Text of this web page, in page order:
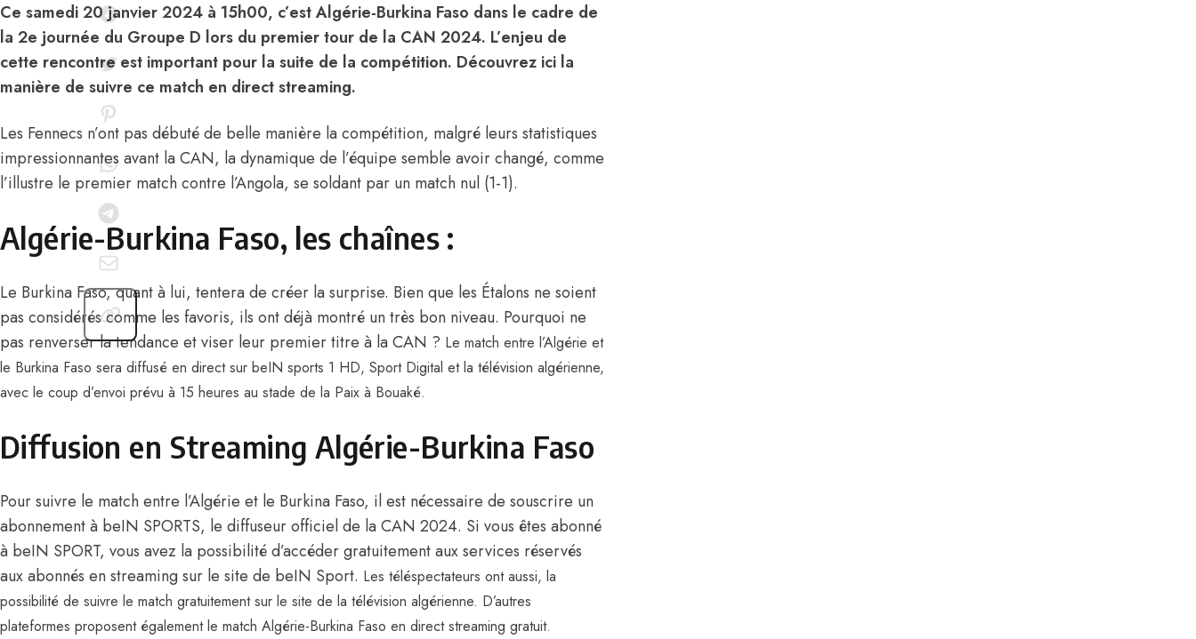
Ce samedi 20 janvier 2024 à 15h00, c’est Algérie-Burkina Faso dans le cadre de
la 2e journée du Groupe D lors du premier tour de la CAN 2024. L’enjeu de
cette rencontre est important pour la suite de la compétition. Découvrez ici la
manière de suivre ce match en direct streaming.
Les Fennecs n’ont pas débuté de belle manière la compétition, malgré leurs statistiques
impressionnantes avant la CAN, la dynamique de l’équipe semble avoir changé, comme
l’illustre le premier match contre l’Angola, se soldant par un match nul (1-1).
Algérie-Burkina Faso, les chaînes :
Le Burkina Faso, quant à lui, tentera de créer la surprise. Bien que les Étalons ne soient
pas considérés comme les favoris, ils ont déjà montré un très bon niveau. Pourquoi ne
pas renverser la tendance et viser leur premier titre à la CAN ? Le match entre l’Algérie et
le Burkina Faso sera diffusé en direct sur beIN sports 1 HD, Sport Digital et la télévision algérienne,
avec le coup d’envoi prévu à 15 heures au stade de la Paix à Bouaké.
Diffusion en Streaming Algérie-Burkina Faso
Pour suivre le match entre l’Algérie et le Burkina Faso, il est nécessaire de souscrire un
abonnement à beIN SPORTS, le diffuseur officiel de la CAN 2024. Si vous êtes abonné
à beIN SPORT, vous avez la possibilité d’accéder gratuitement aux services réservés
aux abonnés en streaming sur le site de beIN Sport. Les téléspectateurs ont aussi, la
possibilité de suivre le match gratuitement sur le site de la télévision algérienne. D’autres
plateformes proposent également le match Algérie-Burkina Faso en direct streaming gratuit.